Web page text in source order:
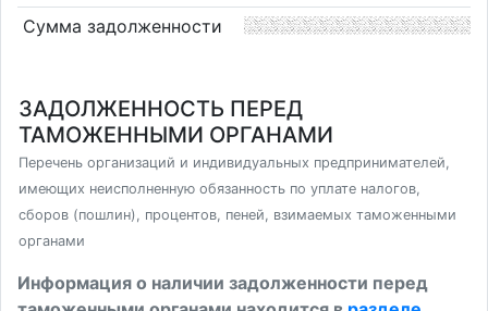
Сумма задолженности
ЗАДОЛЖЕННОСТЬ ПЕРЕД
ТАМОЖЕННЫМИ ОРГАНАМИ
Перечень организаций и индивидуальных предпринимателей,
имеющих неисполненную обязанность по уплате налогов,
сборов (пошлин), процентов, пеней, взимаемых таможенными
органами
Информация о наличии задолженности перед